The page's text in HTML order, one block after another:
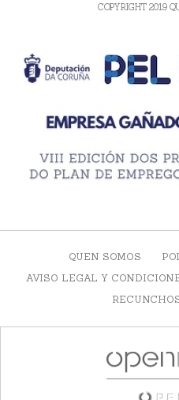
COPYRIGHT 2019
QUEN SOMOS
AVISO LEGAL Y